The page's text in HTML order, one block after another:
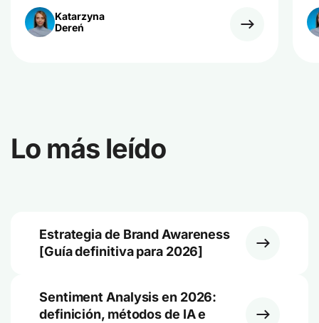
Katarzyna
Dereń
Lo más leído
Estrategia de Brand Awareness
[Guía definitiva para 2026]
Sentiment Analysis en 2026:
definición, métodos de IA e